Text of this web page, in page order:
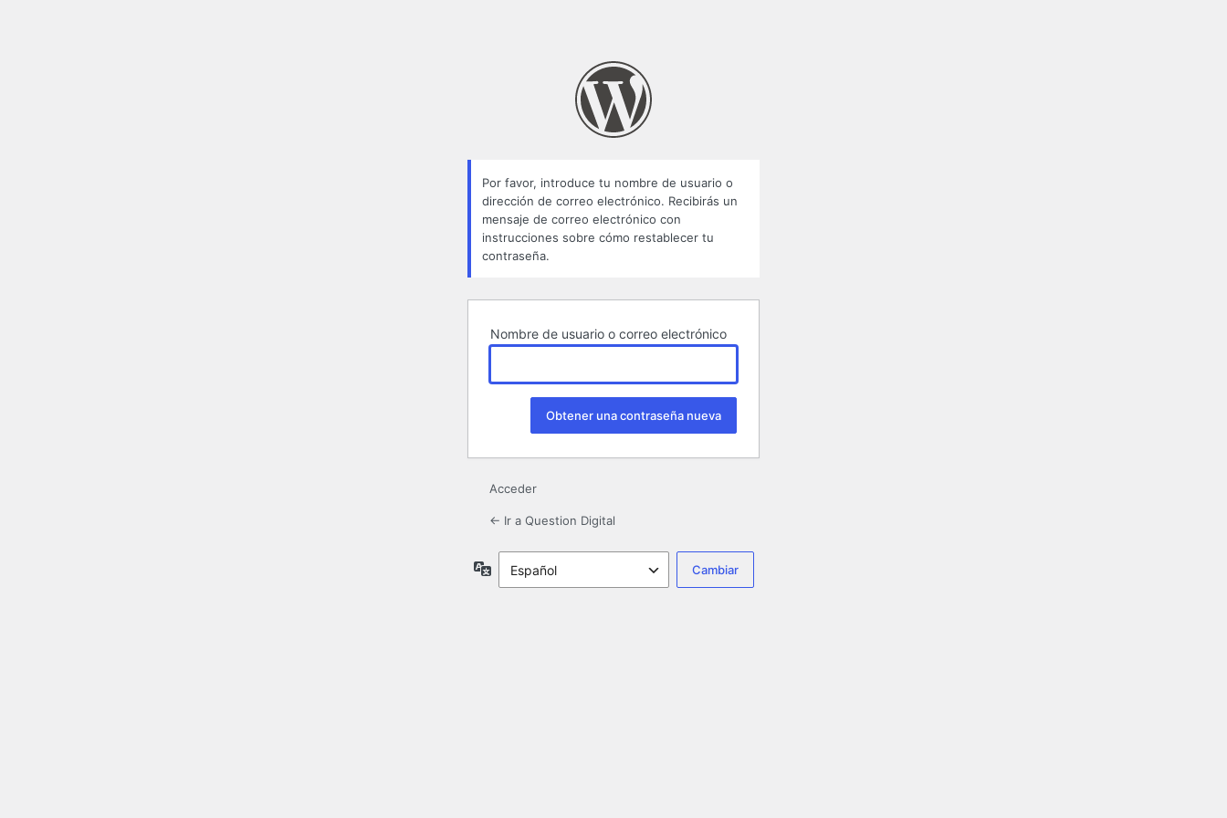
Por favor, introduce tu nombre de usuario o
dirección de correo electrónico. Recibirás un
mensaje de correo electrónico con
instrucciones sobre cómo restablecer tu
contraseña.
Nombre de usuario o correo electrónico
Acceder
← Ir a Question Digital
Idioma